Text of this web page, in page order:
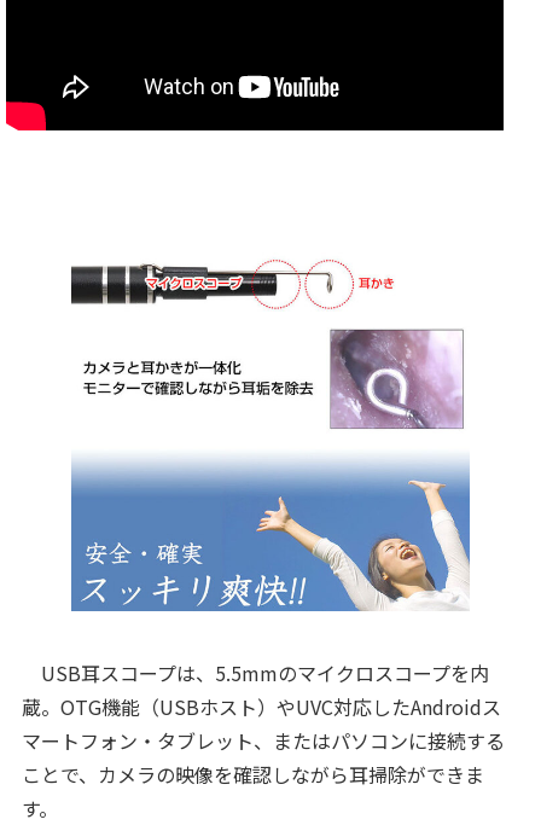
USB耳スコープは、5.5mmのマイクロスコープを内
蔵。OTG機能（USBホスト）やUVC対応したAndroidス
マートフォン・タブレット、またはパソコンに接続する
ことで、カメラの映像を確認しながら耳掃除ができま
す。